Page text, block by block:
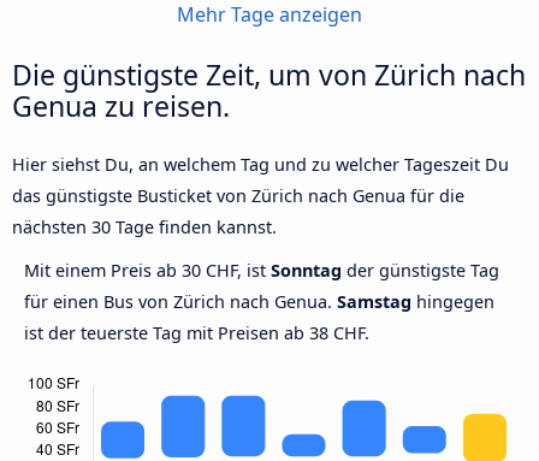
Mehr Tage anzeigen
Die günstigste Zeit, um von Zürich nach
Genua zu reisen.
Hier siehst Du, an welchem Tag und zu welcher Tageszeit Du
das günstigste Busticket von Zürich nach Genua für die
nächsten 30 Tage finden kannst.
Mit einem Preis ab 30 CHF, ist Sonntag der günstigste Tag
für einen Bus von Zürich nach Genua. Samstag hingegen
ist der teuerste Tag mit Preisen ab 38 CHF.